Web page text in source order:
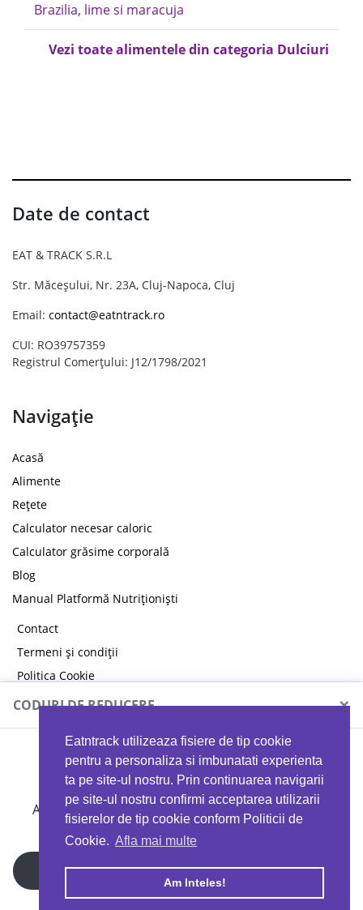
Eatntrack utilizeaza fisiere de tip cookie
pentru a personaliza si imbunatati experienta
ta pe site-ul nostru. Prin continuarea navigarii
pe site-ul nostru confirmi acceptarea utilizarii
fisierelor de tip cookie conform Politicii de
Cookie. Afla mai multe
Am Inteles!
Brazilia, lime si maracuja
Vezi toate alimentele din categoria Dulciuri
Date de contact
EAT & TRACK S.R.L
Str. Măceșului, Nr. 23A, Cluj-Napoca, Cluj
Email: contact@eatntrack.ro
CUI: RO39757359
Registrul Comerțului: J12/1798/2021
Navigație
Acasă
Alimente
Rețete
Calculator necesar caloric
Calculator grăsime corporală
Blog
Manual Platformă Nutriționiști
Contact
Termeni și condiții
Politica Cookie
Politica de confidențialitate
Copyright © 2026 EAT & TRACK S.R.L
CODURI DE REDUCERE ×
MYPROTEIN
Ai 40%reducere la orice comandă folosind codul
EATTRACK
Profită acum